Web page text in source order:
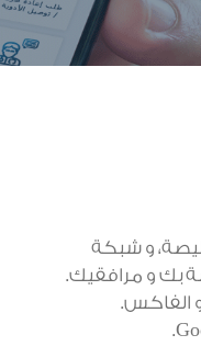
و شبكة
بك و مرافقيك.
الفاكس.